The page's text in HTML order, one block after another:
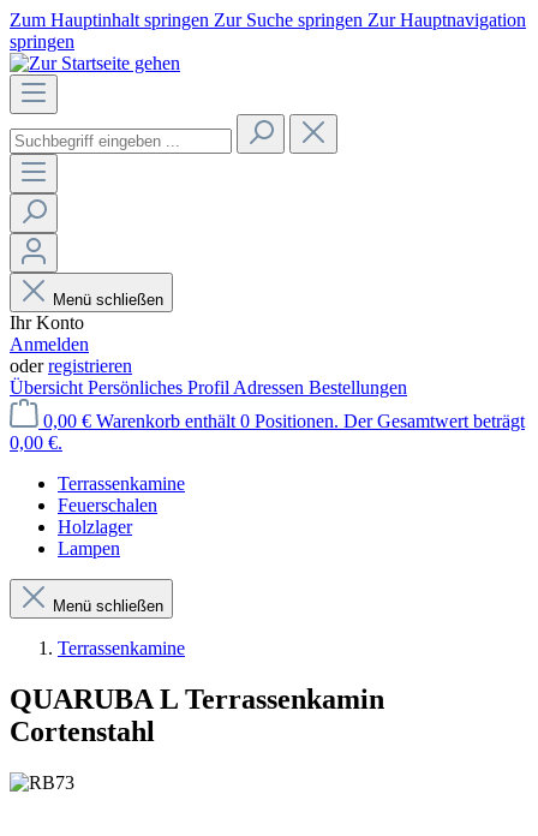
Zum Hauptinhalt springen Zur Suche springen Zur Hauptnavigation
springen
Menü schließen
Ihr Konto
Anmelden
oderregistrieren
Übersicht Persönliches Profil Adressen Bestellungen
0,00 € Warenkorb enthält 0 Positionen. Der Gesamtwert beträgt
0,00 €.
Terrassenkamine
Feuerschalen
Holzlager
Lampen
Menü schließen
Terrassenkamine
QUARUBA L Terrassenkamin
Cortenstahl